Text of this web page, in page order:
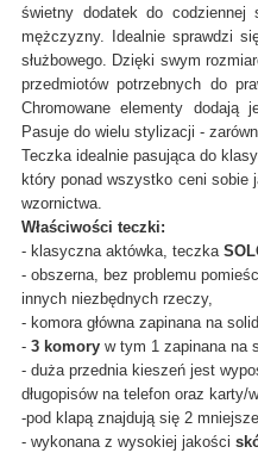
świetny dodatek do codziennej
mężczyzny. Idealnie sprawdzi
służbowego. Dzięki swym
przedmiotów potrzebnych do
Chromowane elementy dodają
Pasuje do wielu stylizacji -
Teczka idealnie pasująca do
który ponad wszystko ceni sobie
wzornictwa.
Właściwości teczki:
- klasyczna aktówka, teczka
- obszerna, bez problemu
innych niezbędnych rzeczy,
- komora główna zapinana na
- 3 komory w tym 1 zapinana na
- duża przednia kieszeń jest
długopisów na telefon oraz karty/
-pod klapą znajdują się 2
- wykonana z wysokiej jakości